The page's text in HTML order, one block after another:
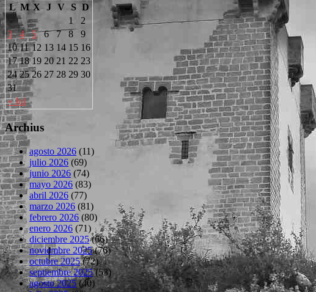
L M X J V S D
« Jul
1
2
3
4 5 6 7 8
9
10 11 12 13 14 15 16
17 18 19 20 21 22 23
24 25 26 27 28 29 30
31
Archius
agosto 2026 (11)
julio 2026 (69)
junio 2026 (74)
mayo 2026 (83)
abril 2026 (77)
marzo 2026 (81)
febrero 2026 (80)
enero 2026 (71)
diciembre 2025(66)
noviembre 2025(76)
octubre 2025(72)
septiembre 2025(53)
agosto 2025(40)